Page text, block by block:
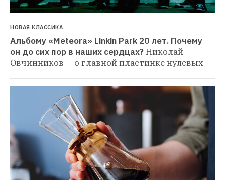
НОВАЯ КЛАССИКА
Альбому «Meteora» Linkin Park 20 лет. Почему
он до сих пор в наших сердцах?Николай
Овчинников — о главной пластинке нулевых